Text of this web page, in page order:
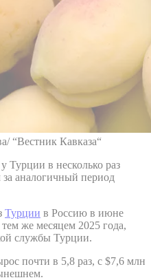
“Вестник Кавказа“
Турции в несколько раз
аналогичный период
Турции в Россию в июне
же месяцем 2025 года,
службы Турции.
почти в 5,8 раз, с $7,6 млн